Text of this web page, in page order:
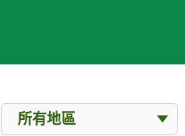
位置
所有地區